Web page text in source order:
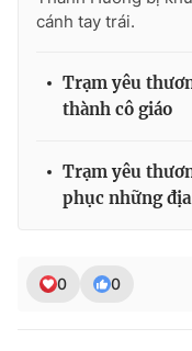
cánh tay trái.
Trạm yêu
thành cô giáo
Trạm yêu
phục những
0 0